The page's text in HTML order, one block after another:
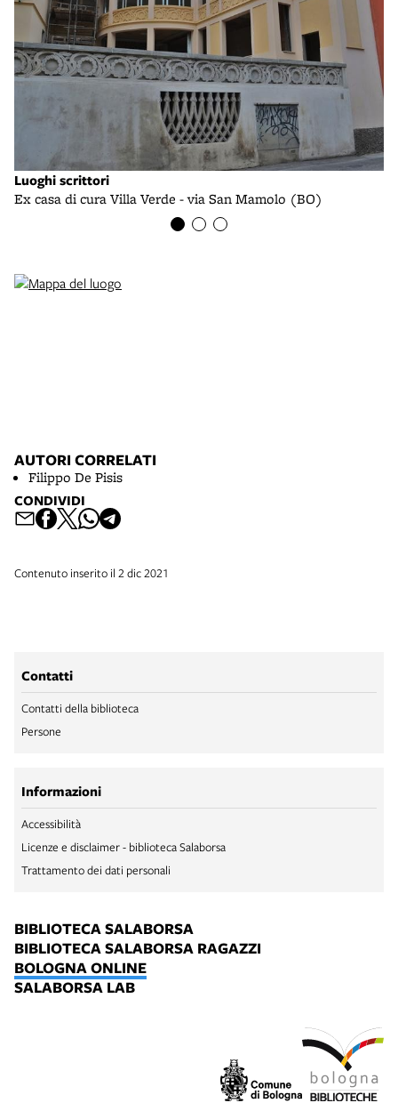
Luoghi scrittori
Ex casa di cura Villa Verde - via San Mamolo (BO)
AUTORI CORRELATI
Filippo De Pisis
CONDIVIDI
Contenuto inserito il 2 dic 2021
Contatti
Contatti della biblioteca
Persone
Informazioni
Accessibilità
Licenze e disclaimer - biblioteca Salaborsa
Trattamento dei dati personali
BIBLIOTECA SALABORSA
BIBLIOTECA SALABORSA RAGAZZI
BOLOGNA ONLINE
SALABORSA LAB